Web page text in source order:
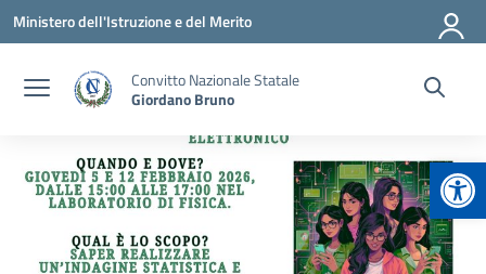
Vai ai contenuti
Vai al menu di navigazione
Vai al footer
Ministero dell'Istruzione e del Merito
Convitto Nazionale Statale
Giordano Bruno